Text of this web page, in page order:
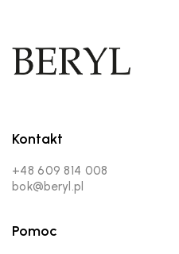
Kontakt
+48 609 814 008
bok@beryl.pl
Pomoc